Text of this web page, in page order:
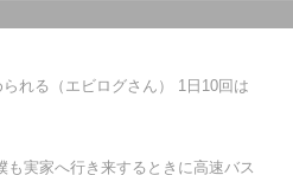
れる（エビログさん） 1日10回は
実家へ行き来するときに高速バス